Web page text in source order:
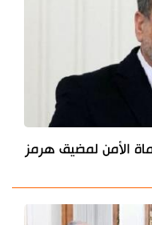
الأمن لمضيق هرمز